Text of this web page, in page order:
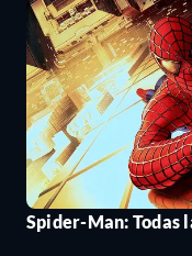
Spider-Man: Todas